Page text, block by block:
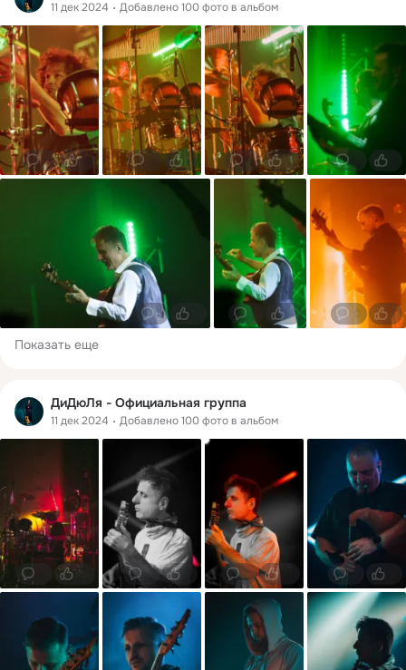
11 дек 2024 Добавлено 100 фото в альбом
0 3 1 0 0
1 3 4 0 1
Показать еще
ДиДюЛя - Официальная группа
11 дек 2024 Добавлено 100 фото в альбом
10 0 0 0